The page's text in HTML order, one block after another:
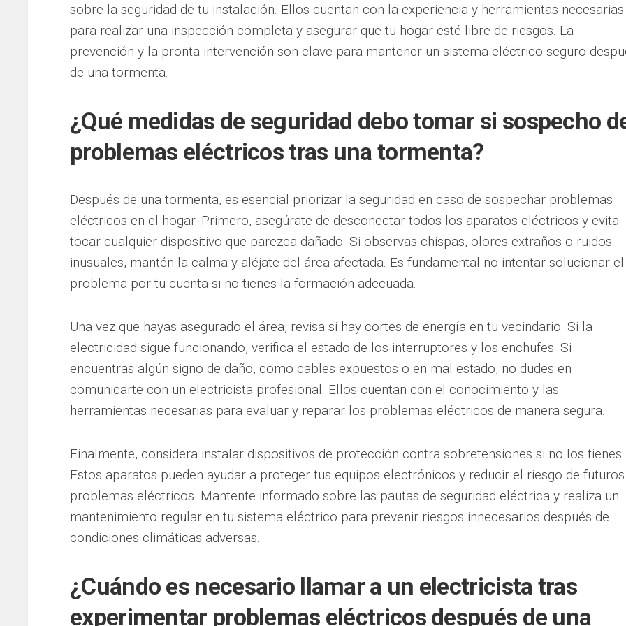
sobre la seguridad de tu instalación. Ellos cuentan con la experiencia y herramientas necesarias
para realizar una inspección completa y asegurar que tu hogar esté libre de riesgos. La
prevención y la pronta intervención son clave para mantener un sistema eléctrico seguro
de una tormenta.
¿Qué medidas de seguridad debo tomar si sospecho
problemas eléctricos tras una tormenta?
Después de una tormenta, es esencial priorizar la seguridad en caso de sospechar problemas
eléctricos en el hogar. Primero, asegúrate de desconectar todos los aparatos eléctricos y evita
tocar cualquier dispositivo que parezca dañado. Si observas chispas, olores extraños o ruidos
inusuales, mantén la calma y aléjate del área afectada. Es fundamental no intentar solucionar el
problema por tu cuenta si no tienes la formación adecuada.
Una vez que hayas asegurado el área, revisa si hay cortes de energía en tu vecindario. Si la
electricidad sigue funcionando, verifica el estado de los interruptores y los enchufes. Si
encuentras algún signo de daño, como cables expuestos o en mal estado, no dudes en
comunicarte con un electricista profesional. Ellos cuentan con el conocimiento y las
herramientas necesarias para evaluar y reparar los problemas eléctricos de manera segura.
Finalmente, considera instalar dispositivos de protección contra sobretensiones si no los tienes.
Estos aparatos pueden ayudar a proteger tus equipos electrónicos y reducir el riesgo de futuros
problemas eléctricos. Mantente informado sobre las pautas de seguridad eléctrica y realiza un
mantenimiento regular en tu sistema eléctrico para prevenir riesgos innecesarios después de
condiciones climáticas adversas.
¿Cuándo es necesario llamar a un electricista tras
experimentar problemas eléctricos después de una